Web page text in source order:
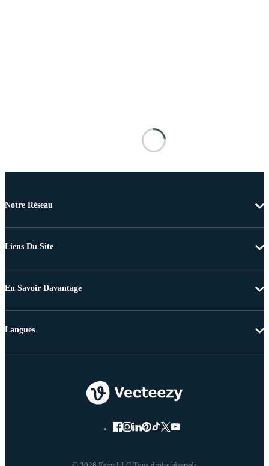
Notre Réseau
Liens Du Site
En Savoir Davantage
Langues